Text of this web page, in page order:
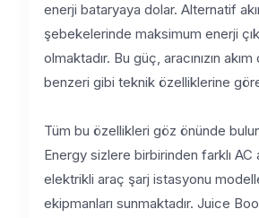
enerji bataryaya dolar. Alternatif
şebekelerinde maksimum enerji
olmaktadır. Bu güç, aracınızın
benzeri gibi teknik özelliklerine
Tüm bu özellikleri göz önünde
Energy sizlere birbirinden farklı AC
elektrikli araç şarj istasyonu
ekipmanları sunmaktadır. Juice